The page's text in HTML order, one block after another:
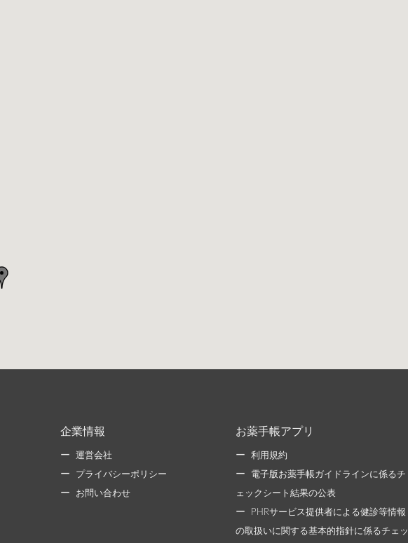
企業情報
運営会社
プライバシーポリシー
お問い合わせ
お薬手帳アプリ
利用規約
電子版お薬手帳ガイドラインに係るチ
ェックシート結果の公表
PHRサービス提供者による健診等情報
の取扱いに関する基本的指針に係るチェッ